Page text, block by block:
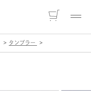
タンブラー